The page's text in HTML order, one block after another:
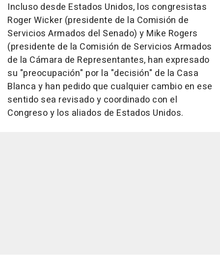
Incluso desde Estados Unidos, los congresistas
Roger Wicker (presidente de la Comisión de
Servicios Armados del Senado) y Mike Rogers
(presidente de la Comisión de Servicios Armados
de la Cámara de Representantes, han expresado
su "preocupación" por la "decisión" de la Casa
Blanca y han pedido que cualquier cambio en ese
sentido sea revisado y coordinado con el
Congreso y los aliados de Estados Unidos.